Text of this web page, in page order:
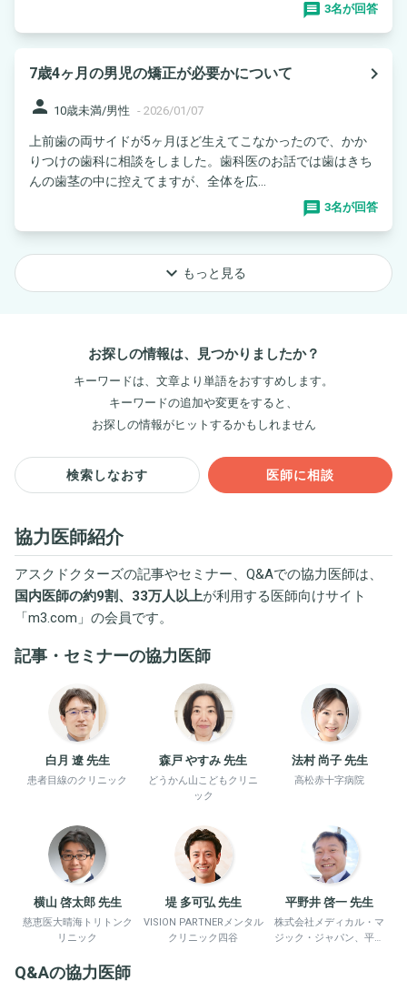
3名が回答
7歳4ヶ月の男児の矯正が必要かについて
navigate_next
person 10歳未満/男性 - 2026/01/07
上前歯の両サイドが5ヶ月ほど生えてこなかったので、かか
りつけの歯科に相談をしました。歯科医のお話では歯はきち
んの歯茎の中に控えてますが、全体を広...
3名が回答
keyboard_arrow_down もっと見る
お探しの情報は、見つかりましたか？
キーワードは、文章より単語をおすすめします。
キーワードの追加や変更をすると、
お探しの情報がヒットするかもしれません
検索しなおす 医師に相談
協力医師紹介
アスクドクターズの記事やセミナー、Q&Aでの協力医師は、
国内医師の約9割、33万人以上が利用する医師向けサイト
「m3.com 」の会員です。
記事・セミナーの協力医師
白月 遼 先生
患者目線のクリニック
森戸 やすみ 先生
どうかん山こどもクリニ
ック
法村 尚子 先生
高松赤十字病院
横山 啓太郎 先生
慈恵医大晴海トリトンク
リニック
堤 多可弘 先生
VISION PARTNERメンタル
クリニック四谷
平野井 啓一 先生
株式会社メディカル・マ
ジック・ジャパン、平野
Q&Aの協力医師